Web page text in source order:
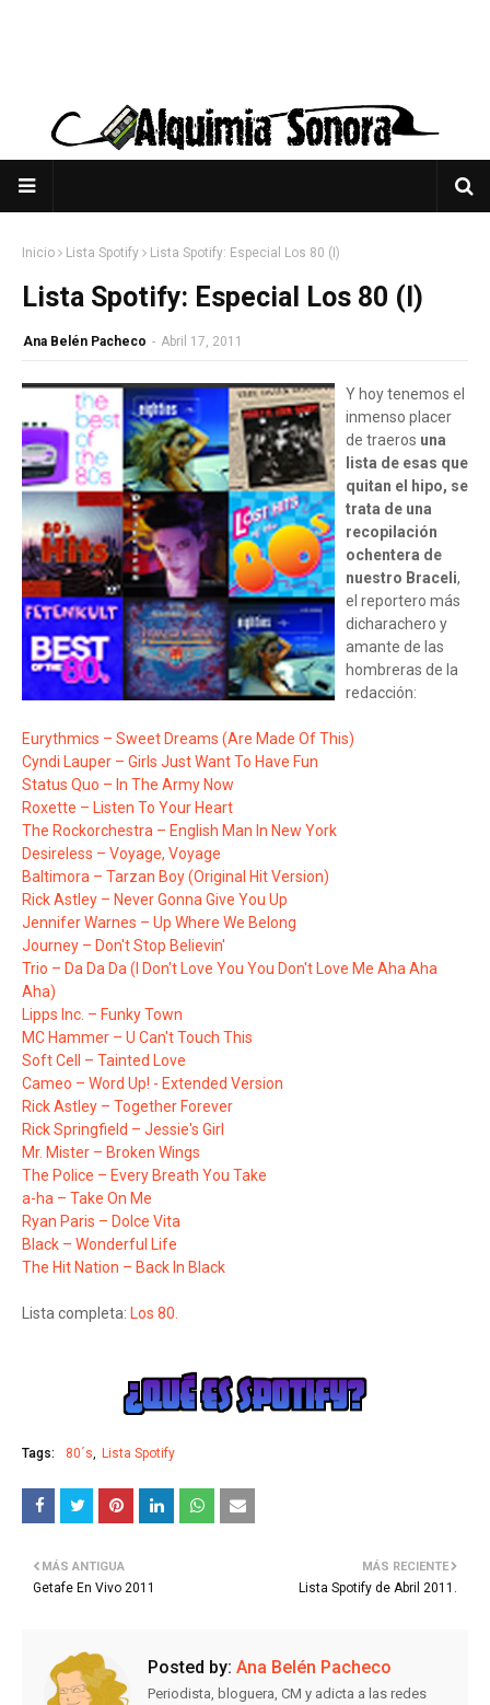
Inicio Lista Spotify Lista Spotify: Especial Los 80 (I)
Lista Spotify: Especial Los 80 (I)
Ana Belén Pacheco - Abril 17, 2011
Y hoy tenemos el
inmenso placer
de traeros una
lista de esas que
quitan el hipo, se
trata de una
recopilación
ochentera de
nuestro Braceli,
el reportero más
dicharachero y
amante de las
hombreras de la
redacción:
Eurythmics – Sweet Dreams (Are Made Of This)
Cyndi Lauper – Girls Just Want To Have Fun
Status Quo – In The Army Now
Roxette – Listen To Your Heart
The Rockorchestra – English Man In New York
Desireless – Voyage, Voyage
Baltimora – Tarzan Boy (Original Hit Version)
Rick Astley – Never Gonna Give You Up
Jennifer Warnes – Up Where We Belong
Journey – Don't Stop Believin'
Trio – Da Da Da (I Don't Love You You Don't Love Me Aha Aha
Aha)
Lipps Inc. – Funky Town
MC Hammer – U Can't Touch This
Soft Cell – Tainted Love
Cameo – Word Up! - Extended Version
Rick Astley – Together Forever
Rick Springfield – Jessie's Girl
Mr. Mister – Broken Wings
The Police – Every Breath You Take
a-ha – Take On Me
Ryan Paris – Dolce Vita
Black – Wonderful Life
The Hit Nation – Back In Black
Lista completa: Los 80.
Tags: 80´s Lista Spotify
MÁS RECIENTE
Lista Spotify de Abril 2011.
MÁS ANTIGUA
Getafe En Vivo 2011
Posted by: Ana Belén Pacheco
Periodista, bloguera, CM y adicta a las redes